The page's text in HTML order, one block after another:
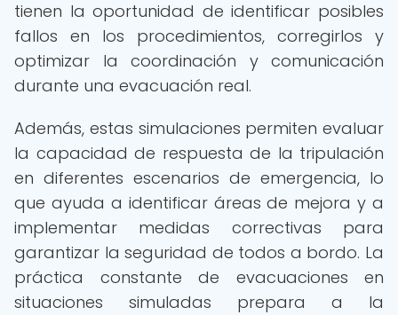
tienen la oportunidad de identificar posibles
fallos en los procedimientos, corregirlos y
optimizar la coordinación y comunicación
durante una evacuación real.
Además, estas simulaciones permiten evaluar
la capacidad de respuesta de la tripulación
en diferentes escenarios de emergencia, lo
que ayuda a identificar áreas de mejora y a
implementar medidas correctivas para
garantizar la seguridad de todos a bordo. La
práctica constante de evacuaciones en
situaciones simuladas prepara a la